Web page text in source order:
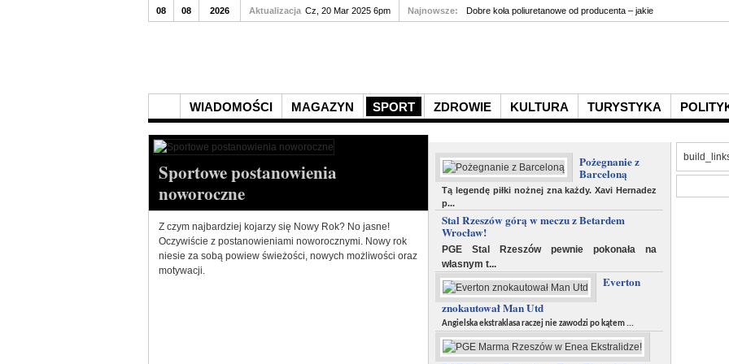
WIADOMOŚCI MAGAZYN SPORT ZDROWIE KULTURA TURYSTYKA
08 08 2026 Aktualizacja Cz, 20 Mar 2025 6pm Najnowsze: Dobre koła
Marketing z wilczym charakterem - jak LUPIGO pomag
Sportowe postanowienia
noworoczne
Z czym najbardziej kojarzy się Nowy Rok? No jasne!
Oczywiście z postanowieniami noworocznymi. Nowy rok
niesie za sobą powiew świeżości, nowych możliwości oraz
motywacji.
Snowboard czy narty?
Przed decyzją o zimowym wyjeździe powinieneś podjąć
ważna decyzję: jazda na nartach, czy też na desce
snowboardowej. Nie ma jednak wciąż prostej recepty,
której z tych dwóch rzeczy łatwiej jest się nauczyć. A
więc wybór należy do Ciebie.
Zimowe wakacje to idealny sposób, aby spędzić ciekawie i
aktywnie czas, podczas gdy na dworze są niskie
temperatury i pada śnieg. Mimo iż taka forma aktywności
jest coraz popularnie...
Pożegnanie z
Barceloną
Tą legendę piłki nożnej zna każdy. Xavi Hernadez
p...
Stal Rzeszów górą w meczu z Betardem
Wrocław!
PGE Stal Rzeszów pewnie pokonała na
własnym t...
Everton
znokautował Man Utd
Angielska ekstraklasa raczej nie zawodzi po kątem ...